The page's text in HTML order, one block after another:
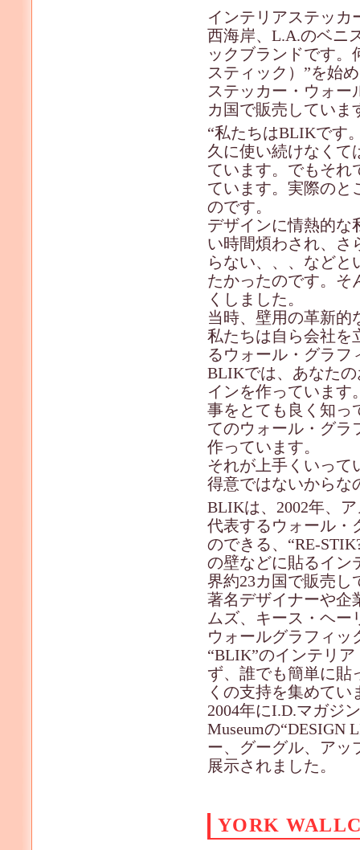
インテリアステッカ
西海岸、L.A.のベニ
ックブランドです
スティック）”を始
ステッカー・ウォー
カ国で販売していま
“私たちはBLIKです
久に使い続けなくて
ています。でもそれ
ています。実際のと
のです。
デザインに情熱的な
い時間煩わされ、さ
らない、、、など
たかったのです。そ
くしました。
当時、壁用の革新的
私たちは自ら会社を
るウォール・グラ
BLIKでは、あなた
インを作っています
事をとても良く知っ
てのウォール・グラ
作っています。
それが上手くいって
得意ではないからな
BLIKは、2002年、
代表するウォール・
のできる、“RE-
の壁などに貼るイン
界約23カ国で販売し
著名デザイナーや企
ムズ、キース・ヘ
ウォールグラフィッ
“BLIK”のインテリ
ず、誰でも簡単に貼
くの支持を集めてい
2004年にI.D.マガジ
Museumの“DESIGN
ー、グーグル、アッ
展示されました。
YORK